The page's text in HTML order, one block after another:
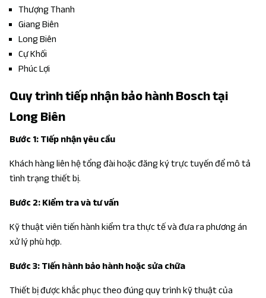
Thượng Thanh
Giang Biên
Long Biên
Cự Khối
Phúc Lợi
Quy trình tiếp nhận bảo hành Bosch tại
Long Biên
Bước 1: Tiếp nhận yêu cầu
Khách hàng liên hệ tổng đài hoặc đăng ký trực tuyến để mô tả
tình trạng thiết bị.
Bước 2: Kiểm tra và tư vấn
Kỹ thuật viên tiến hành kiểm tra thực tế và đưa ra phương án
xử lý phù hợp.
Bước 3: Tiến hành bảo hành hoặc sửa chữa
Thiết bị được khắc phục theo đúng quy trình kỹ thuật của